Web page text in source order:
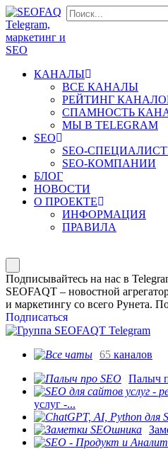
КАНАЛЫ
ВСЕ КАНАЛЫ
РЕЙТИНГ
СПАМНОСТЬ
МЫ В TELEGRAM
SEO
SEO-
SEO-КОМПАНИИ
БЛОГ
НОВОСТИ
О ПРОЕКТЕ
ИНФОРМАЦИЯ
ПРАВИЛА
Подписывайтесь на нас в
SEOFAQT – новостной
и маркетингу со всего Рунета.
Подписаться
65 каналов
Палыч
услуг -...